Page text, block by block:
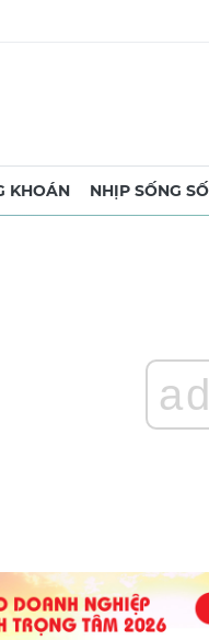
KHOÁN NHỊP SỐNG SỐ
ad